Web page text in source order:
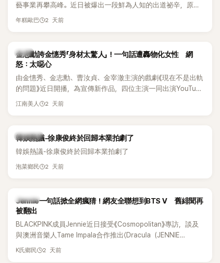
體解散後，李智惠轉型 solo，靠著綜藝與歌唱實力持續活躍演
藝圈。據悉，她當年能加入 S#arp，也與 李尚敏 的賞識有關。
感情方面，李智惠於 2017 年與圈外男友結婚，婚後育有兩個
目，她經營的 YouTube 頻道也即將突破百萬訂閱，近年內容深
受網友喜愛，再度迎來事業第二春。
藝事業再攀高峰。近日被爆出一段鮮為人知的出道祕辛，原來
他當年差點不是以演員身分出道，而是成為男團偶像的一員。
年糕歐巴 2 天前
韓星
金志勳誇金憓秀「身材太驚人」！一句話遭轟物化女性 網
怒：太噁心
由金憓秀、金志勳、曹汝貞、金宰澈主演的戲劇《現在不是出軌
的問題》近日開播，為宣傳新作品，四位主演一同出演YouTube
節目，不料訪談中的一段發言卻意外掀起爭議。不少網友認
江南美人 2 天前
熱議討論
韓娛熱議-徐康俊終於回歸本業拍劇了
韓娛熱議-徐康俊終於回歸本業拍劇了
泡菜鄉民 2 天前
K-POP
Jennie一句話掀全網瘋猜！網友全聯想到BTS V 舊緋聞再
被翻出
BLACKPINK成員Jennie近日接受《Cosmopolitan》專訪，談及
與澳洲音樂人Tame Impala合作推出〈Dracula（JENNIE
Remix）〉的幕後故事，沒想到她一句關於「共同朋友」的回答，
K氏鄉民 2 天前